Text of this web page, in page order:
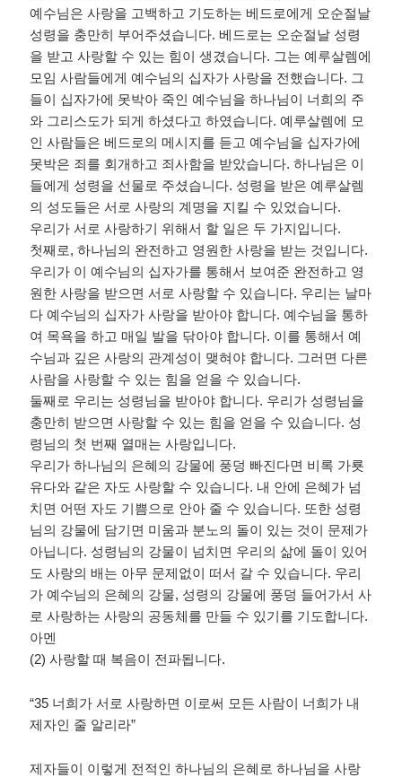
예수님은 사랑을 고백하고 기도하는 베드로에게 오순절날
성령을 충만히 부어주셨습니다. 베드로는 오순절날 성령
을 받고 사랑할 수 있는 힘이 생겼습니다. 그는 예루살렘에
모임 사람들에게 예수님의 십자가 사랑을 전했습니다. 그
들이 십자가에 못박아 죽인 예수님을 하나님이 너희의 주
와 그리스도가 되게 하셨다고 하였습니다. 예루살렘에 모
인 사람들은 베드로의 메시지를 듣고 예수님을 십자가에
못박은 죄를 회개하고 죄사함을 받았습니다.하나님은 이
들에게 성령을 선물로 주셨습니다. 성령을 받은 예루살렘
의 성도들은 서로 사랑의 계명을 지킬 수 있었습니다.
우리가 서로 사랑하기 위해서 할 일은 두 가지입니다.
첫째로,하나님의 완전하고 영원한 사랑을 받는 것입니다.
우리가 이 예수님의 십자가를 통해서 보여준 완전하고 영
원한 사랑을 받으면 서로 사랑할 수 있습니다. 우리는 날마
다 예수님의 십자가 사랑을 받아야 합니다. 예수님을 통하
여 목욕을 하고 매일 발을 닦아야 합니다. 이를 통해서 예
수님과 깊은 사랑의 관계성이 맺혀야 합니다. 그러면 다른
사람을 사랑할 수 있는 힘을 얻을 수 있습니다.
둘째로 우리는 성령님을 받아야 합니다. 우리가 성령님을
충만히 받으면 사랑할 수 있는 힘을 얻을 수 있습니다. 성
령님의 첫 번째 열매는 사랑입니다.
우리가 하나님의 은혜의 강물에 풍덩 빠진다면 비록 가룟
유다와 같은 자도 사랑할 수 있습니다. 내 안에 은혜가 넘
치면 어떤 자도 기쁨으로 안아 줄 수 있습니다. 또한 성령
님의 강물에 담기면 미움과 분노의 돌이 있는 것이 문제가
아닙니다. 성령님의 강물이 넘치면 우리의 삶에 돌이 있어
도 사랑의 배는 아무 문제없이 떠서 갈 수 있습니다. 우리
가 예수님의 은혜의 강물, 성령의 강물에 풍덩 들어가서 사
로 사랑하는 사랑의 공동체를 만들 수 있기를 기도합니다.
아멘
(2)사랑할 때 복음이 전파됩니다.
“35 너희가 서로 사랑하면 이로써 모든 사람이 너희가 내
제자인 줄 알리라”
제자들이 이렇게 전적인 하나님의 은혜로 하나님을 사랑